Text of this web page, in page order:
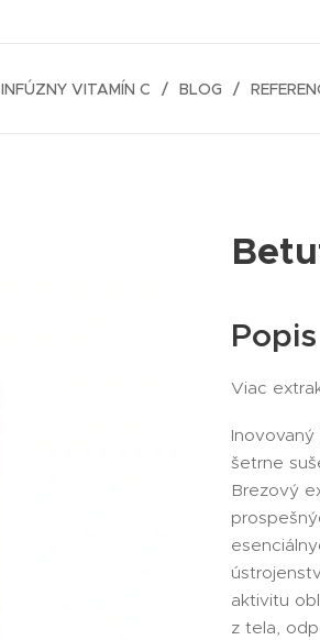
INFÚZNY VITAMÍN C BLOG
Viac
šetrne
Brezový
aktivitu
z tela,